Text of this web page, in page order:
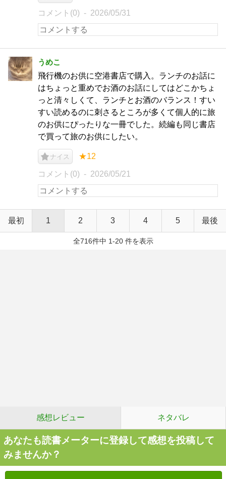
コメント(0) 2026/05/31
うめこ
飛行機のお供に空港書店で購入。ランチのお話に
はちょっと重めでお酒のお話にしてはどこかちょ
っと清々しくて、ランチとお酒のバランス！すい
すい読めるのに刺さるところが多くて個人的に旅
のお供にぴったりな一冊でした。続編も同じ書店
で買って旅のお供にしたい。
ナイス ★12
コメント(0) 2026/05/21
最初 1 2 3 4 5 最後
全716件中 1-20 件を表示
感想レビュー ネタバレ
あなたも読書メーターに登録して感想を投稿して
みませんか？